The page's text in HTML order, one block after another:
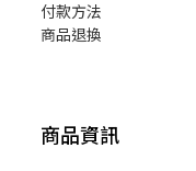
付款方法
商品退換
商品資訊